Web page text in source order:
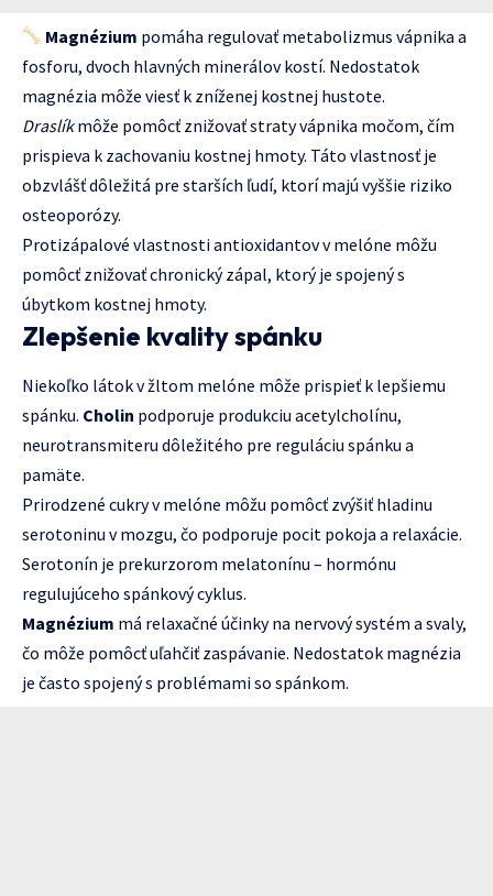
Magnézium pomáha regulovať metabolizmus vápnika a
fosforu, dvoch hlavných minerálov kostí. Nedostatok
magnézia môže viesť k zníženej kostnej hustote.
Draslíkmôže pomôcť znižovať straty vápnika močom, čím
prispieva k zachovaniu kostnej hmoty. Táto vlastnosť je
obzvlášť dôležitá pre starších ľudí, ktorí majú vyššie riziko
osteoporózy.
Protizápalové vlastnosti antioxidantov v melóne môžu
pomôcť znižovať chronický zápal, ktorý je spojený s
úbytkom kostnej hmoty.
Zlepšenie kvality spánku
Niekoľko látok v žltom melóne môže prispieť k lepšiemu
spánku. Cholin podporuje produkciu acetylcholínu,
neurotransmiteru dôležitého pre reguláciu spánku a
pamäte.
Prirodzené cukry v melóne môžu pomôcť zvýšiť hladinu
serotoninu v mozgu, čo podporuje pocit pokoja a relaxácie.
Serotonín je prekurzorom melatonínu – hormónu
regulujúceho spánkový cyklus.
Magnézium má relaxačné účinky na nervový systém a svaly,
čo môže pomôcť uľahčiť zaspávanie. Nedostatok magnézia
je často spojený s problémami so spánkom.